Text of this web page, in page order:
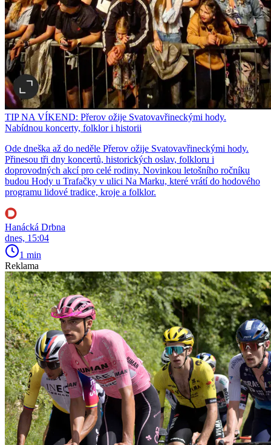
TIP NA VÍKEND: Přerov ožije Svatovavřineckými hody.
Nabídnou koncerty, folklor i historii
Ode dneška až do neděle Přerov ožije Svatovavřineckými hody.
Přinesou tři dny koncertů, historických oslav, folkloru i
doprovodných akcí pro celé rodiny. Novinkou letošního ročníku
budou Hody u Trafačky v ulici Na Marku, které vrátí do hodového
programu lidové tradice, kroje a folklor.
Hanácká Drbna
dnes, 15:04
1 min
Reklama